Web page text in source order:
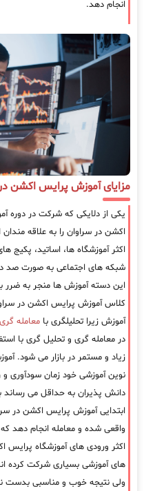
انجام دهد.
مزایای آموزش پرایس اکشن
یکی از دلایکی که شرکت در دوره
اکشن در سراوان را به علاقه
اکثر آموزشگاه ها، اساتید، پکیج
شبکه های اجتماعی به صورت صد
این دسته آموزش ها منجر به ضرر
کلاس آموزش پرایس اکشن در
آموزش زیرا تحلیلگری با معامله گری
در معامله گری و تحلیل گری با
زیاد و مستمر در بازار می شود.
نوین آموزشی خود زمان سودآوری
دانش پذیران به حداقل می
ابتدایی آموزش پرایس اکشن در
واقعی شده و معامله انجام دهد
اکثر ورودی های آموزشگاه پرایس
های آموزشی بسیاری شرکت کرده
ولی نتیجه خوب و مناسبی بدست